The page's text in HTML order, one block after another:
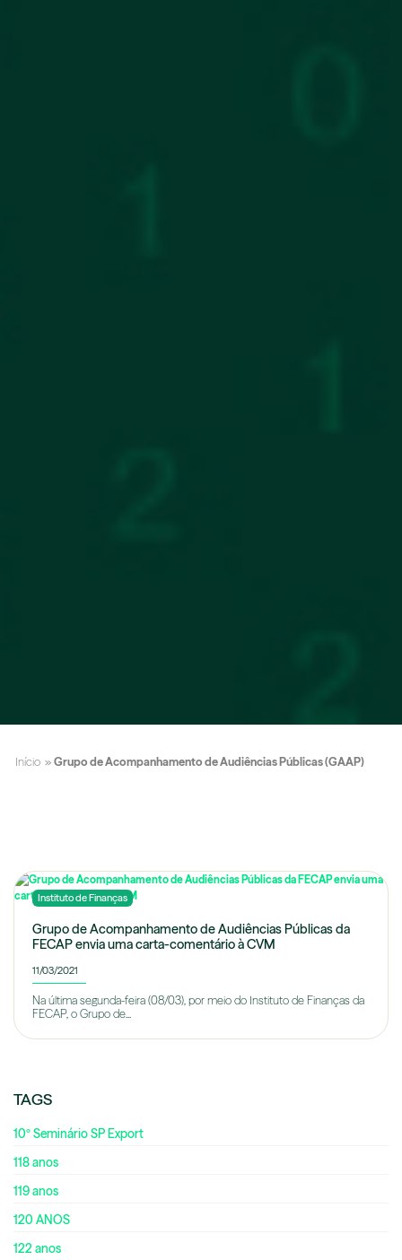
Início » Grupo de Acompanhamento de Audiências Públicas (GAAP)
Instituto de Finanças
Grupo de Acompanhamento de Audiências Públicas da
FECAP envia uma carta-comentário à CVM
11/03/2021
Na última segunda-feira (08/03), por meio do Instituto de Finanças da
FECAP, o Grupo de...
TAGS
10º Seminário SP Export
118 anos
119 anos
120 ANOS
122 anos